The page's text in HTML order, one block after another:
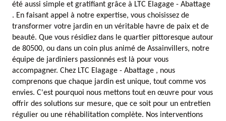
été aussi simple et gratifiant grâce à LTC Elagage - Abattage
. En faisant appel à notre expertise, vous choisissez de
transformer votre jardin en un véritable havre de paix et de
beauté. Que vous résidiez dans le quartier pittoresque autour
de 80500, ou dans un coin plus animé de Assainvillers, notre
équipe de jardiniers passionnés est là pour vous
accompagner. Chez LTC Elagage - Abattage , nous
comprenons que chaque jardin est unique, tout comme vos
envies. C'est pourquoi nous mettons tout en œuvre pour vous
offrir des solutions sur mesure, que ce soit pour un entretien
régulier ou une réhabilitation complète. Nos interventions